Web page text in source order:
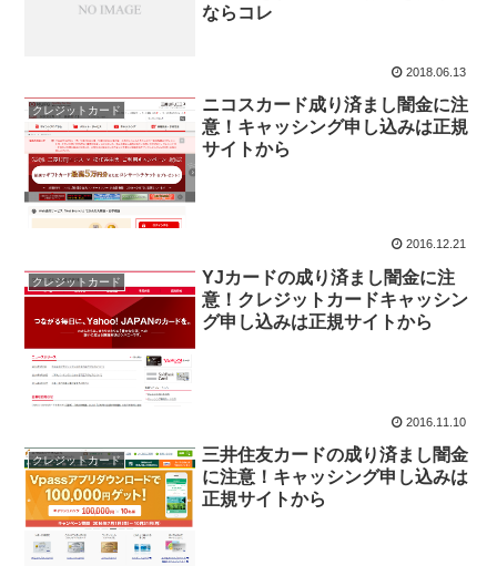
ならコレ
2018.06.13
クレジットカード
ニコスカード成り済まし闇金に注
意！キャッシング申し込みは正規
サイトから
2016.12.21
クレジットカード
YJカードの成り済まし闇金に注
意！クレジットカードキャッシン
グ申し込みは正規サイトから
2016.11.10
クレジットカード
三井住友カードの成り済まし闇金
に注意！キャッシング申し込みは
正規サイトから